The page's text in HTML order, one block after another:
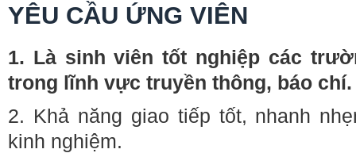
YÊU CẦU ỨNG VIÊN
1. Là sinh viên tốt nghiệp các
trong lĩnh vực truyền thông, báo
2. Khả năng giao tiếp tốt, nhanh
kinh nghiệm.